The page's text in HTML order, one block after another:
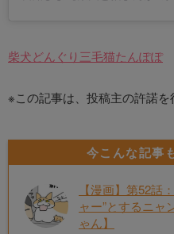
柴犬どんぐり三毛猫たんぽぽ
※この記事は、投稿主の許諾を
今こんな記事
【漫画】第52話
ャー”とするニャ
ゃん】